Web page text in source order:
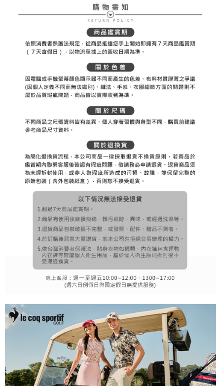
時審查核予不同之上限額度；若仍有額度不足之情形，本公司將視審查結果
５．嚴禁一人註冊多個帳號或使用他人資訊註冊。若發現惡意使用之情形，
恩沛科技股份有限公司將有權停止該用戶之使用額度並採取法律行動。